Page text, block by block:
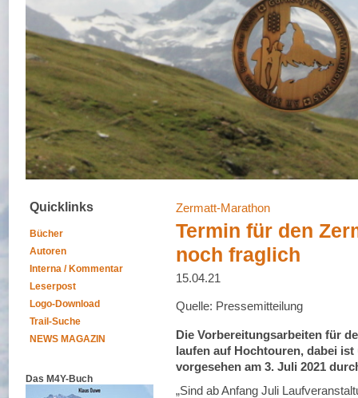
Quicklinks
Bücher
Autoren
Interna / Kommentar
Leserpost
Logo-Download
Trail-Suche
NEWS MAGAZIN
Das M4Y-Buch
Zermatt-Marathon
Termin für den
noch fraglich
15.04.21
Quelle: Pressemitteilung
Die Vorbereitungsarbeiten für
laufen auf Hochtouren, dabei
vorgesehen am 3. Juli 2021
„Sind ab Anfang Juli